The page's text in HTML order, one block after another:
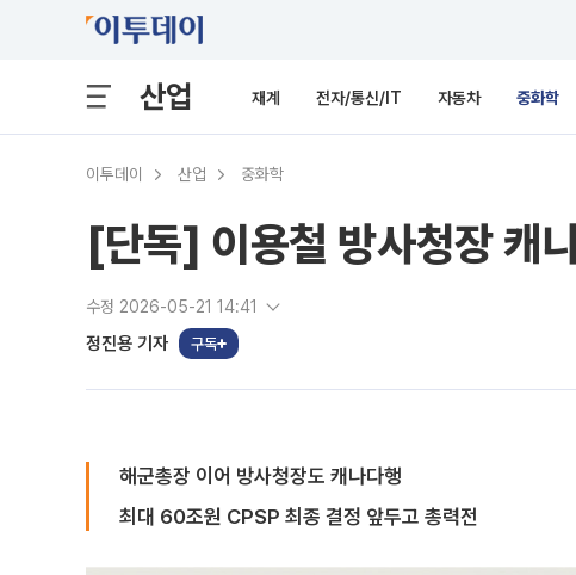
산업 재계 전자/통신/IT 자동차 중화학
이투데이 산업 중화학
[단독] 이용철 방사청장 캐
수정 2026-05-21 14:41
정진용 기자 구독
해군총장 이어 방사청장도 캐나다행
최대 60조원 CPSP 최종 결정 앞두고 총력전